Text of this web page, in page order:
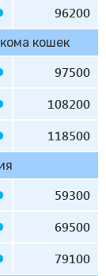
96200
кошек
97500
108200
118500
59300
69500
79100